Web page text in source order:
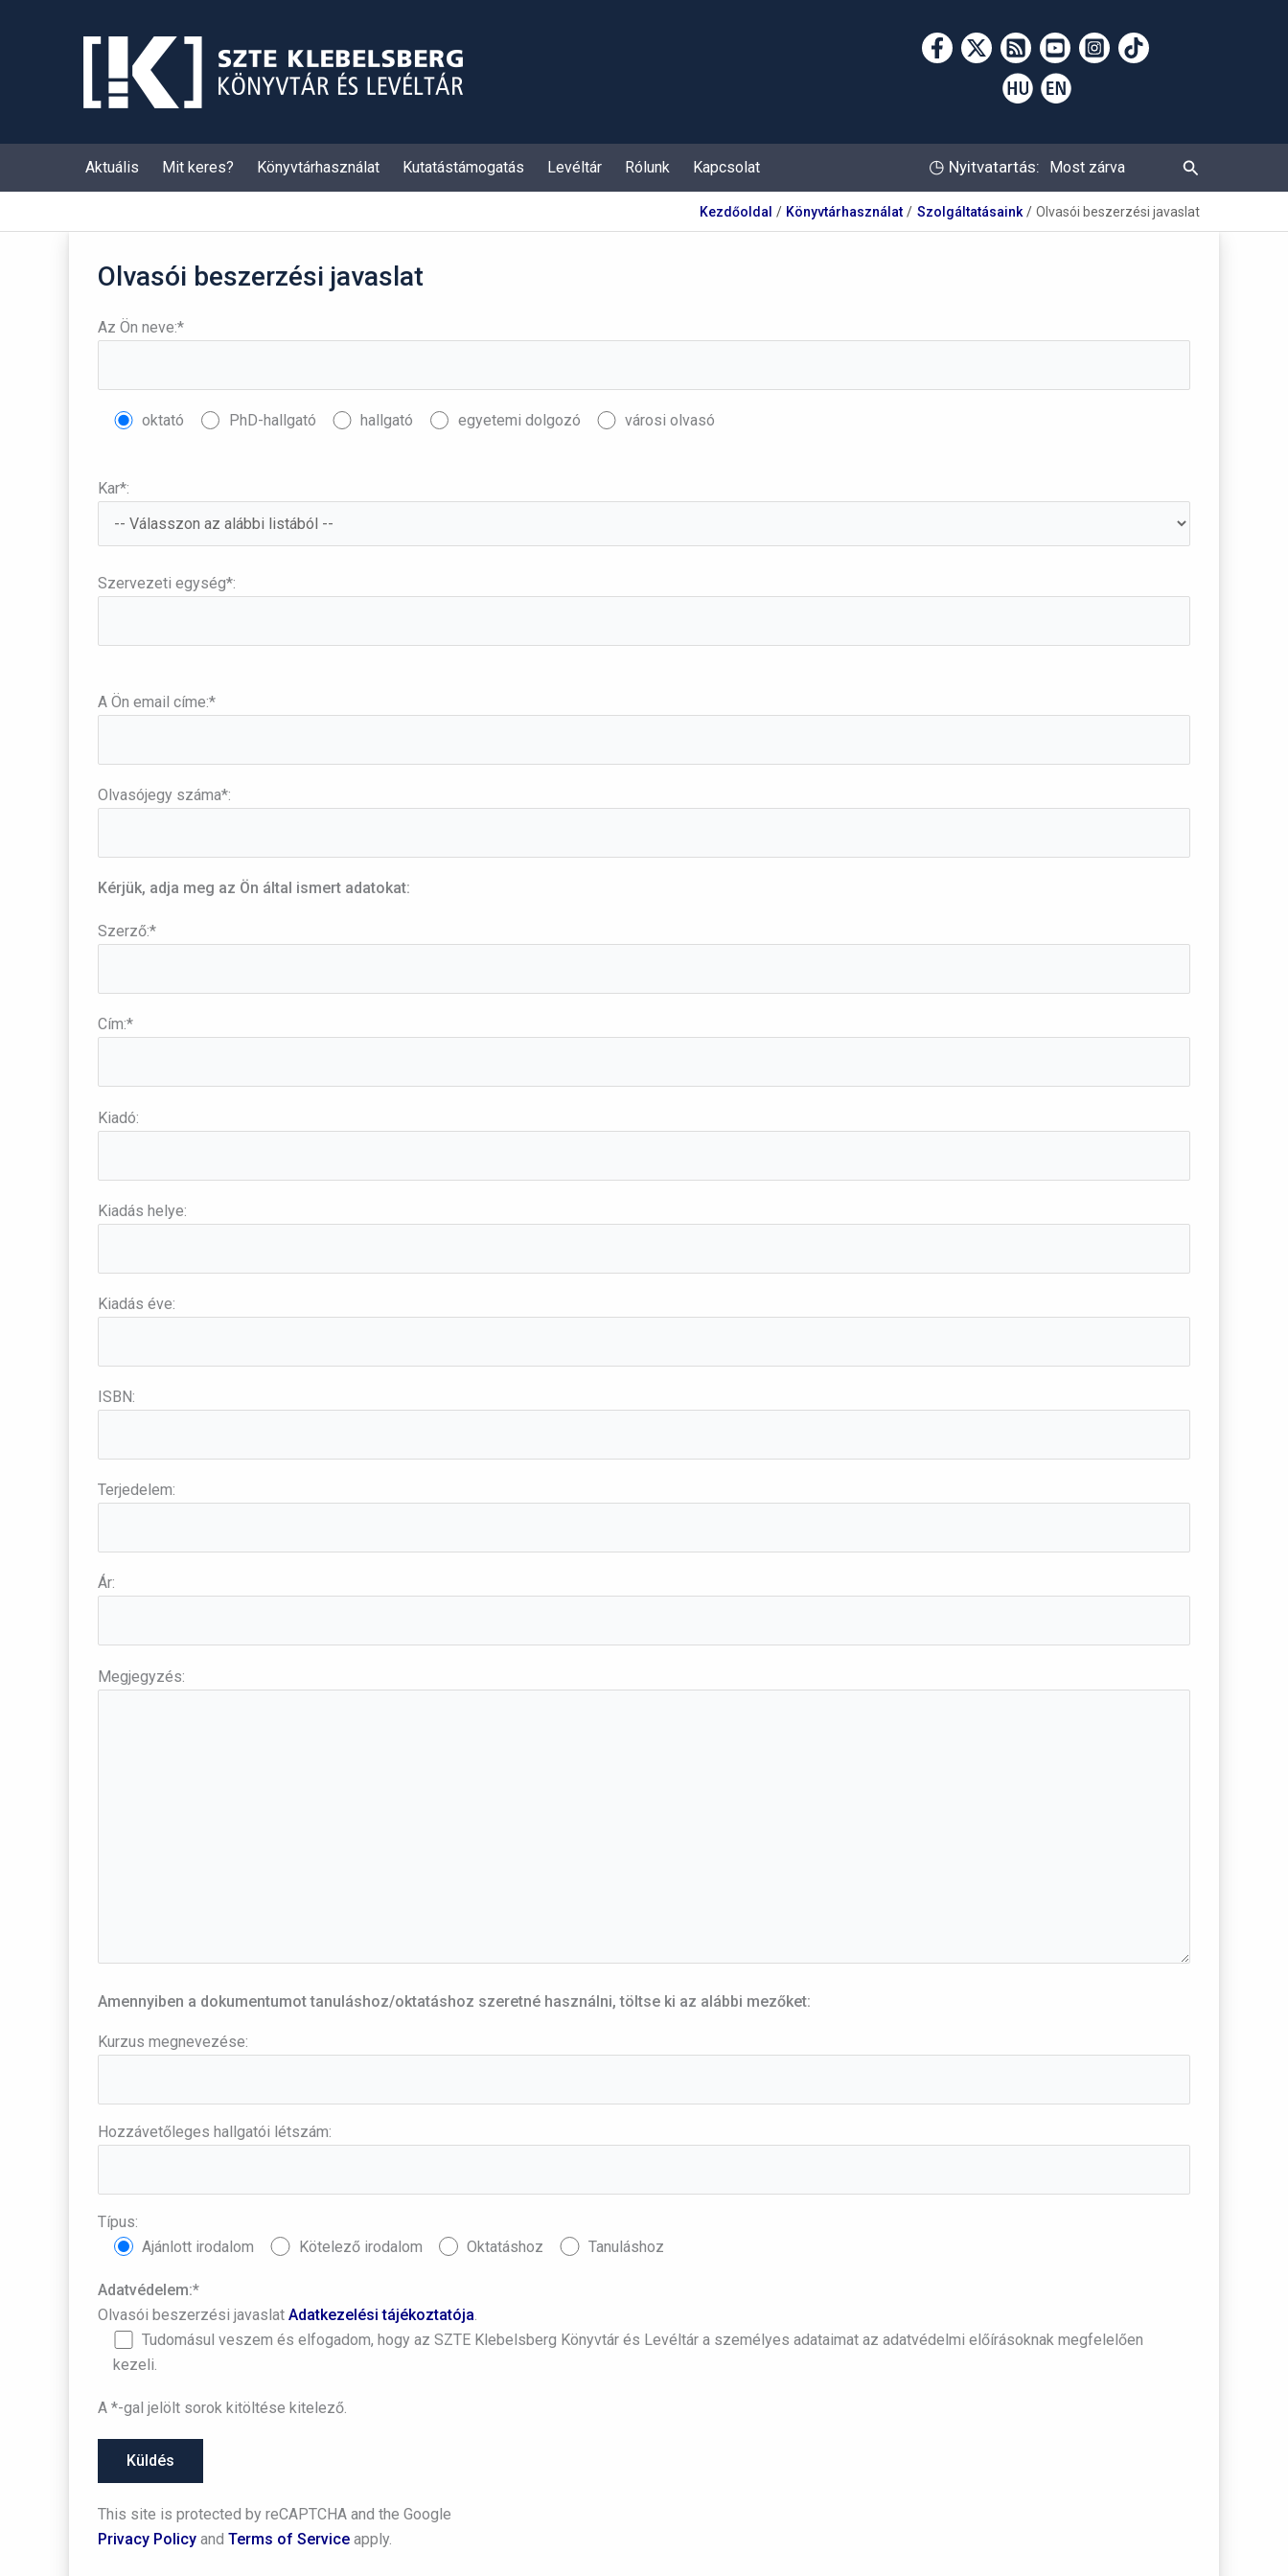
Aktuális Mit keres? Könyvtárhasználat Kutatástámogatás Levéltár Rólunk Kapcsolat ◷ Nyitvatartás: Most zárva Keresés
Kezdőoldal Könyvtárhasználat Szolgáltatásaink Olvasói beszerzési javaslat
Olvasói beszerzési javaslat
Az Ön neve:*
oktató PhD-hallgató hallgató egyetemi dolgozó városi olvasó
Kar*:
Szervezeti egység*:
A Ön email címe:*
Olvasójegy száma*:
Kérjük, adja meg az Ön által ismert adatokat:
Szerző:*
Cím:*
Kiadó:
Kiadás helye:
Kiadás éve:
ISBN:
Terjedelem:
Ár:
Megjegyzés:
Amennyiben a dokumentumot tanuláshoz/oktatáshoz szeretné használni, töltse ki az alábbi mezőket:
Kurzus megnevezése:
Hozzávetőleges hallgatói létszám:
Típus:
Ajánlott irodalom
Kötelező irodalom Oktatáshoz Tanuláshoz
Adatvédelem:*
Olvasói beszerzési javaslat Adatkezelési tájékoztatója.
Tudomásul veszem és elfogadom, hogy az SZTE Klebelsberg Könyvtár és Levéltár a személyes adataimat az adatvédelmi előírásoknak megfelelően
kezeli.
A *-gal jelölt sorok kitöltése kitelező.
This site is protected by reCAPTCHA and the Google
Privacy Policy and Terms of Service apply.